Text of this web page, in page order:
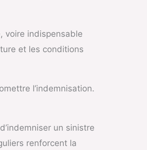
voire indispensable
et les conditions
l’indemnisation.
un sinistre
renforcent la